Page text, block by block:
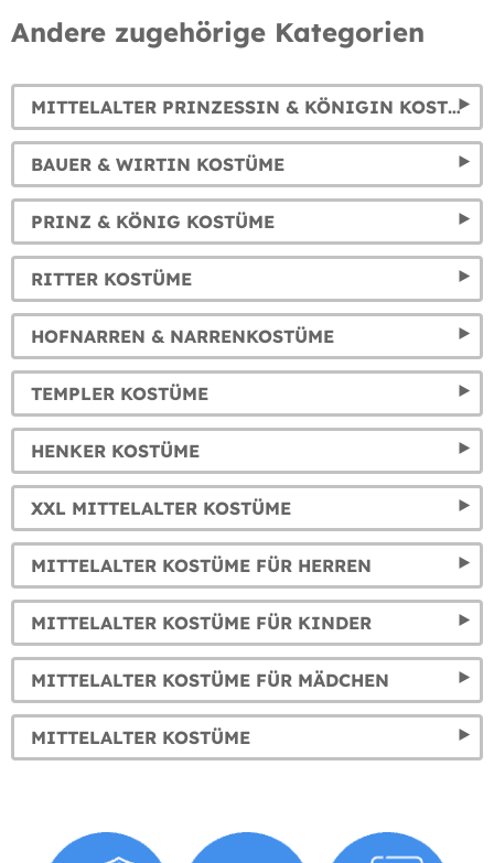
Andere zugehörige Kategorien
MITTELALTER PRINZESSIN & KÖNIGIN KOSTÜME
BAUER & WIRTIN KOSTÜME
PRINZ & KÖNIG KOSTÜME
RITTER KOSTÜME
HOFNARREN & NARRENKOSTÜME
TEMPLER KOSTÜME
HENKER KOSTÜME
XXL MITTELALTER KOSTÜME
MITTELALTER KOSTÜME FÜR HERREN
MITTELALTER KOSTÜME FÜR KINDER
MITTELALTER KOSTÜME FÜR MÄDCHEN
MITTELALTER KOSTÜME